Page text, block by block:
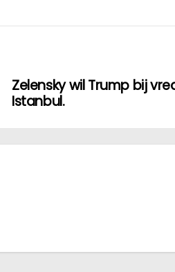
Zelensky wil Trump bij
Istanbul.